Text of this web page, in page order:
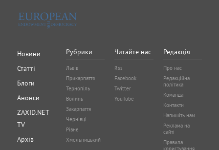
Новини
Статті
Блоги
Анонси
ZAXID.NET
TV
Архів
Рубрики
Львів
Прикарпаття
Тернопіль
Волинь
Закарпаття
Чернівці
Рівне
Хмельницький
Читайте нас
Rss
Facebook
Twitter
YouTube
Редакція
Про нас
Редакційна
політика
Команда
Контакти
Напишіть нам
Реклама на
сайті
Правила